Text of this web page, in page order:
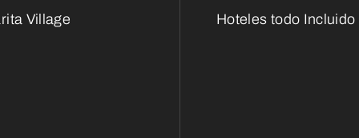
Village Hoteles todo Incluido